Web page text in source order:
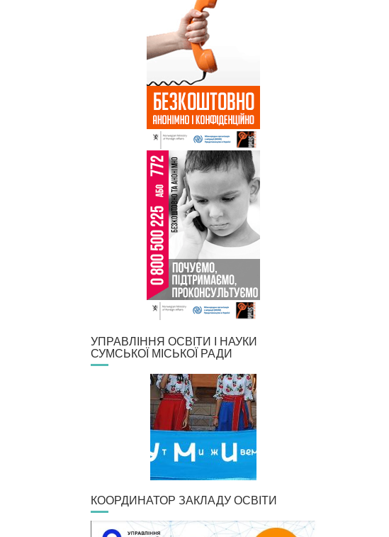
УПРАВЛІННЯ ОСВІТИ І НАУКИ
СУМСЬКОЇ МІСЬКОЇ РАДИ
КООРДИНАТОР ЗАКЛАДУ ОСВІТИ